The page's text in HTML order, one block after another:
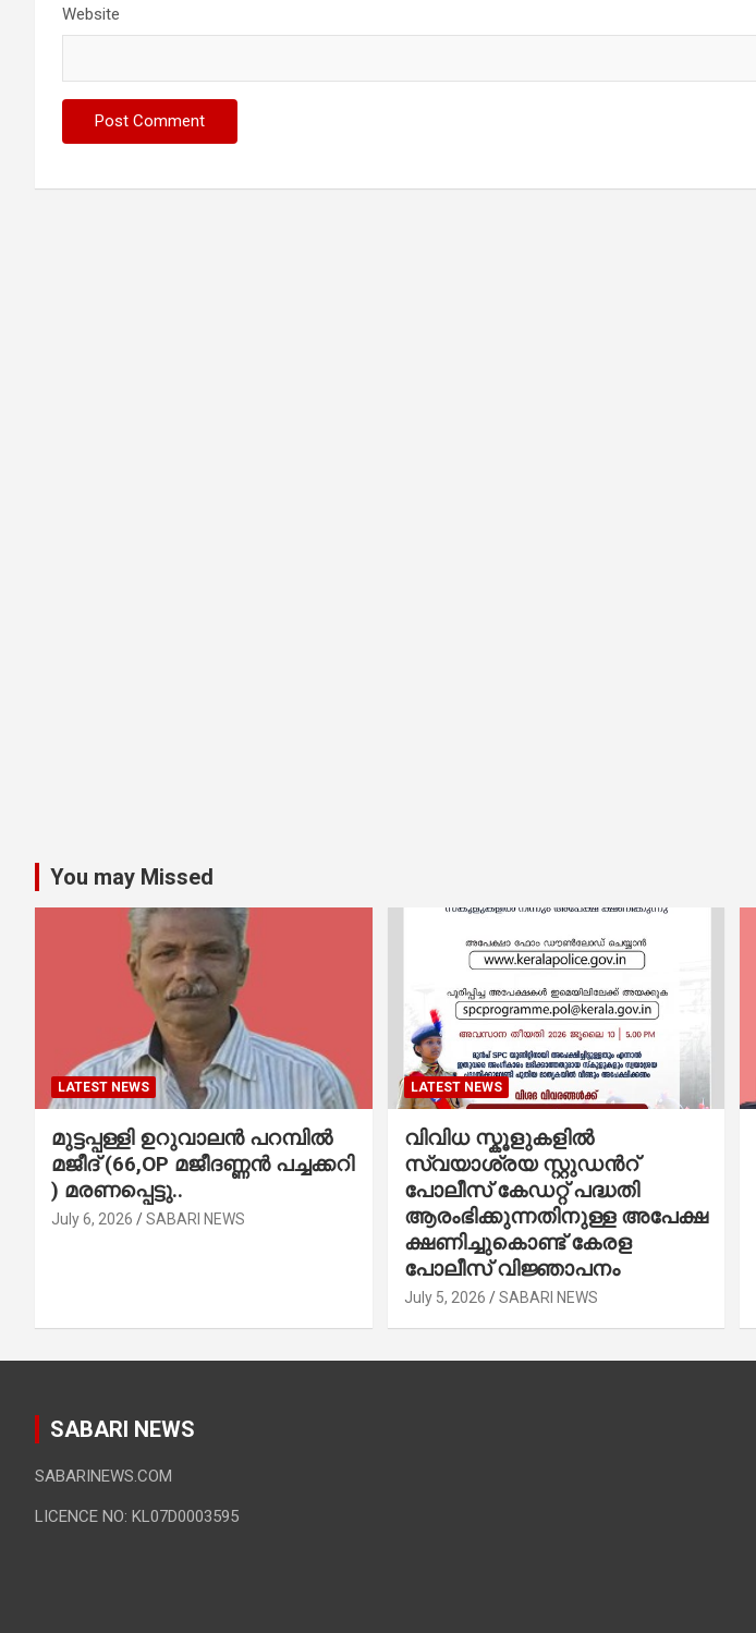
Website
You may Missed
LATEST NEWS
മുട്ടപ്പള്ളി ഉറുവാലൻ പറമ്പിൽ
മജീദ് (66,OP മജീദണ്ണൻ പച്ചക്കറി
) മരണപ്പെട്ടു..
July 6, 2026 SABARI NEWS
LATEST NEWS
വിവിധ സ്കൂളുകളില്‍
സ്വയാശ്രയ സ്റ്റുഡന്‍റ്
പോലീസ് കേഡറ്റ് പദ്ധതി
ആരംഭിക്കുന്നതിനുള്ള അപേക്ഷ
ക്ഷണിച്ചുകൊണ്ട് കേരള
പോലീസ് വിജ്ഞാപനം
July 5, 2026 SABARI NEWS
SABARI NEWS
SABARINEWS.COM
LICENCE NO: KL07D0003595